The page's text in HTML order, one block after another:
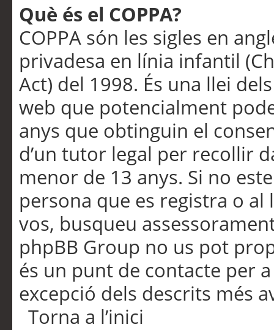
Què és el COPPA?
COPPA són les sigles en
privadesa en línia infantil
Act) del 1998. És una llei
web que potencialment
anys que obtinguin el
d’un tutor legal per recollir
menor de 13 anys. Si no
persona que es registra o
vos, busqueu
phpBB Group no us pot
és un punt de contacte per
excepció dels descrits més
Torna a l’inici